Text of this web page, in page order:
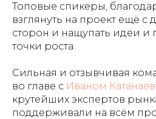
Топовые спикеры,
взглянуть на проект ещё с
сторон и нащупать идеи и
точки роста.
Сильная и отзывчивая
во главе с Иваном
крутейших экспертов
поддерживали на всём